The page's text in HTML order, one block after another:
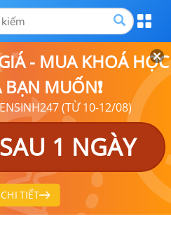
- MUA KHOÁ HỌC
MUỐN❗
(TỪ 10-12/08)
1 NGÀY
TIẾT